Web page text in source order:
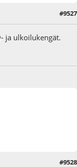
#9527
ja ulkoilukengät.
#9528